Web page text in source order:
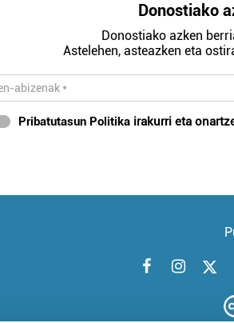
Donostiako
Donostiako azken
Astelehen, asteazken eta
Pribatutasun Politika irakurri eta